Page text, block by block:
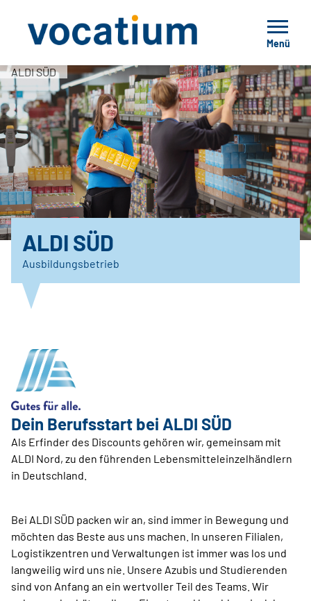
Menü
ALDI SÜD
ALDI SÜD
Ausbildungsbetrieb
Dein Berufsstart bei ALDI SÜD
Als Erfinder des Discounts gehören wir, gemeinsam mit
ALDI Nord, zu den führenden Lebensmitteleinzelhändlern
in Deutschland.
Bei ALDI SÜD packen wir an, sind immer in Bewegung und
möchten das Beste aus uns machen. In unseren Filialen,
Logistikzentren und Verwaltungen ist immer was los und
langweilig wird uns nie. Unsere Azubis und Studierenden
sind von Anfang an ein wertvoller Teil des Teams. Wir